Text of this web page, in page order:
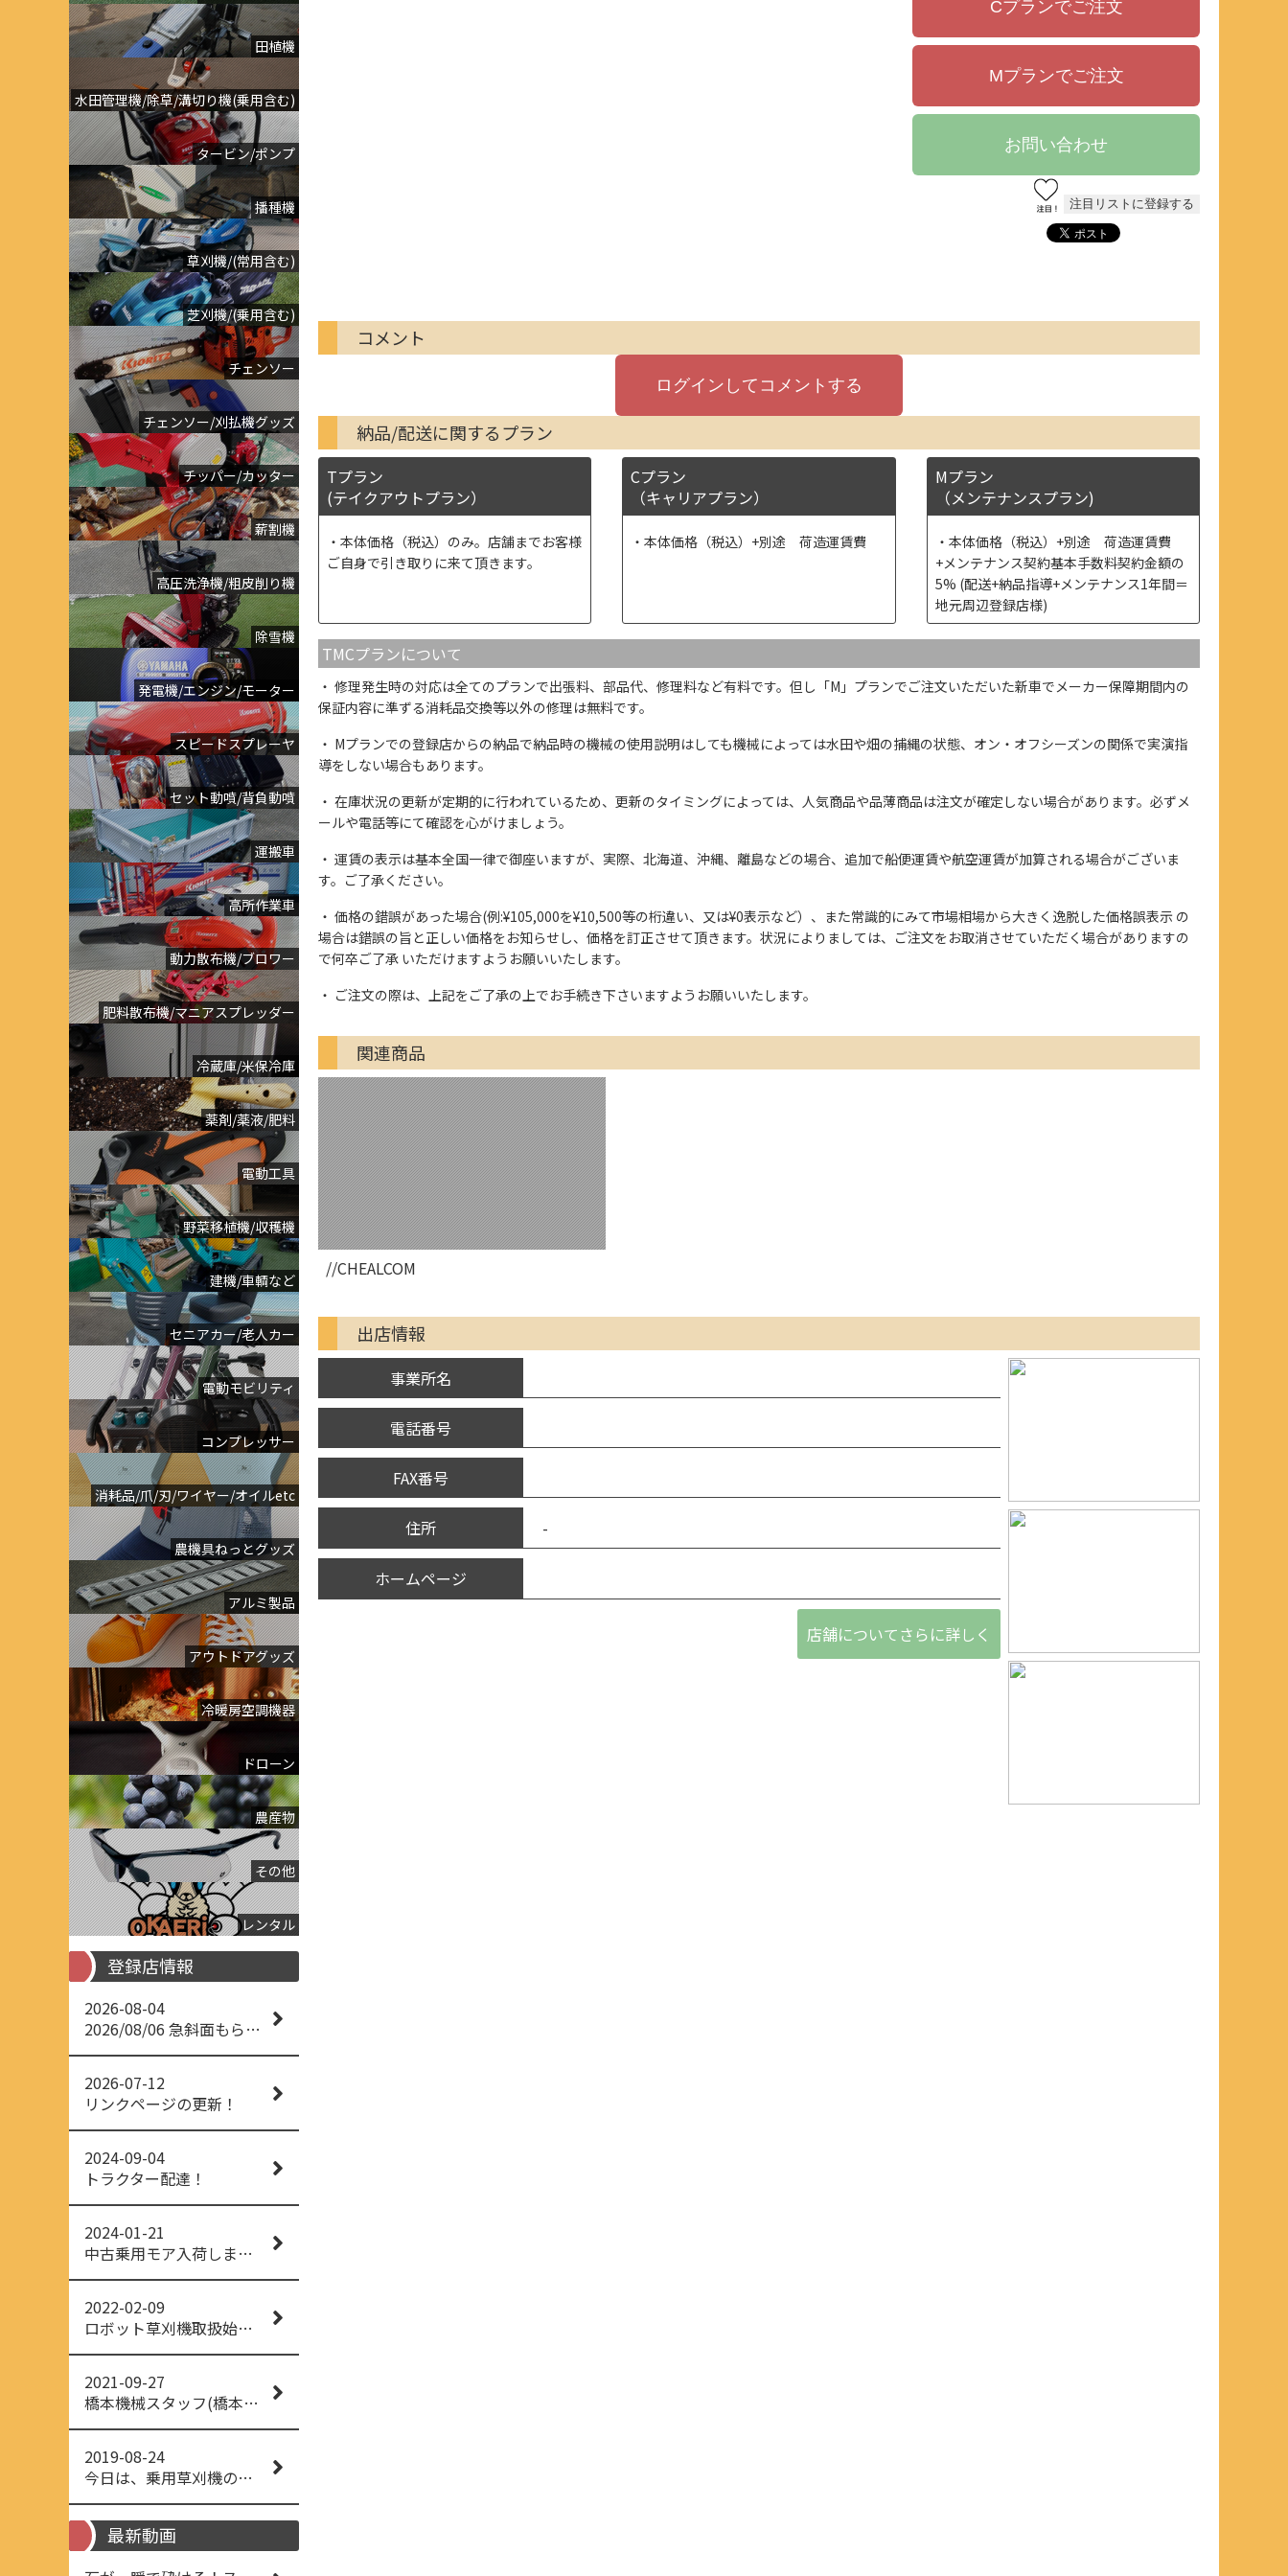
田植機
水田管理機/除草/溝切り機(乗用含む)
タービン/ポンプ
播種機
草刈機/(常用含む)
芝刈機/(乗用含む)
チェンソー
チェンソー/刈払機グッズ
チッパー/カッター
薪割機
高圧洗浄機/粗皮削り機
除雪機
発電機/エンジン/モーター
スピードスプレーヤ
セット動噴/背負動噴
運搬車
高所作業車
動力散布機/ブロワー
肥料散布機/マニアスプレッダー
冷蔵庫/米保冷庫
薬剤/薬液/肥料
電動工具
野菜移植機/収穫機
建機/車輌など
セニアカー/老人カー
電動モビリティ
コンプレッサー
消耗品/爪/刃/ワイヤー/オイルetc
農機具ねっとグッズ
アルミ製品
アウトドアグッズ
冷暖房空調機器
ドローン
農産物
その他
レンタル
登録店情報
2026-08-04
2026/08/06 急斜面もらくらく草刈り
2026-07-12
リンクページの更新！
2024-09-04
トラクター配達！
2024-01-21
中古乗用モア入荷しました！
2022-02-09
ロボット草刈機取扱始めました！
2021-09-27
橋本機械スタッフ(橋本機械(株))
2019-08-24
今日は、乗用草刈機の納品でした！ 流行りの、4WD！ #イセキアグリ #オーレック #四駆 #増税間近
最新動画
コメント
納品/配送に関するプラン
Tプラン
(テイクアウトプラン）
本体価格（税込）のみ。店舗までお客様
ご自身で引き取りに来て頂きます。
Cプラン
（キャリアプラン）
本体価格（税込）+別途 荷造運賃費
Mプラン
（メンテナンスプラン)
本体価格（税込）+別途 荷造運賃費
+メンテナンス契約基本手数料契約金額の
5% (配送+納品指導+メンテナンス1年間＝
地元周辺登録店様)
TMCプランについて
修理発生時の対応は全てのプランで出張料、部品代、修理料など有料です。但し「M」プランでご注文いただいた新車でメーカー保障期間内の
保証内容に準ずる消耗品交換等以外の修理は無料です。
Mプランでの登録店からの納品で納品時の機械の使用説明はしても機械によっては水田や畑の捕縄の状態、オン・オフシーズンの関係で実演指
導をしない場合もあります。
在庫状況の更新が定期的に行われているため、更新のタイミングによっては、人気商品や品薄商品は注文が確定しない場合があります。必ずメ
ールや電話等にて確認を心がけましょう。
運賃の表示は基本全国一律で御座いますが、実際、北海道、沖縄、離島などの場合、追加で船便運賃や航空運賃が加算される場合がございま
す。ご了承ください。
価格の錯誤があった場合(例:¥105,000を¥10,500等の桁違い、又は¥0表示など）、また常識的にみて市場相場から大きく逸脱した価格誤表示 の
場合は錯誤の旨と正しい価格をお知らせし、価格を訂正させて頂きます。状況によりましては、ご注文をお取消させていただく場合がありますの
で何卒ご了承 いただけますようお願いいたします。
ご注文の際は、上記をご了承の上でお手続き下さいますようお願いいたします。
関連商品
//CHEALCOM
出店情報
事業所名
電話番号
FAX番号
住所 -
ホームページ
店舗についてさらに詳しく